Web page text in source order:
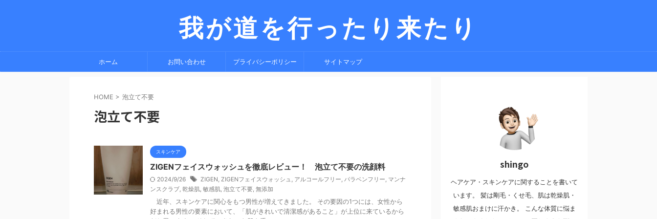
我が道を行ったり来たり
ホーム お問い合わせ プライバシーポリシー サイトマップ
HOME > 泡立て不要
泡立て不要
スキンケア
ZIGENフェイスウォッシュを徹底レビュー！ 泡立て不要の洗顔料
2024/9/26 ZIGEN, ZIGENフェイスウォッシュ , アルコールフリー, パラベンフリー, マンナ
ンスクラブ, 乾燥肌, 敏感肌, 泡立て不要, 無添加
近年、スキンケアに関心をもつ男性が増えてきました。 その要因の1つには、女性から
好まれる男性の要素において、「肌がきれいで清潔感があること」が上位に来ているから
shingo
ヘアケア・スキンケアに関することを書いて
います。 髪は剛毛・くせ毛、肌は乾燥肌・
敏感肌おまけに汗かき。 こんな体質に悩ま